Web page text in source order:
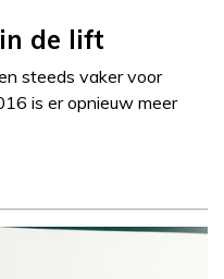
de lift
steeds vaker voor
is er opnieuw meer